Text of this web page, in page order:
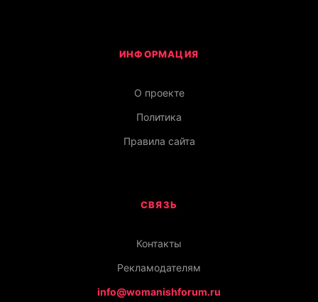
ИНФОРМАЦИЯ
О проекте
Политика
Правила сайта
СВЯЗЬ
Контакты
Рекламодателям
info@womanishforum.ru